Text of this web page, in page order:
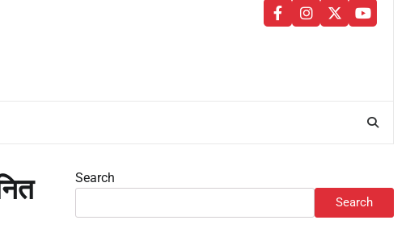
facebookinstagram
twitter
Search
Search